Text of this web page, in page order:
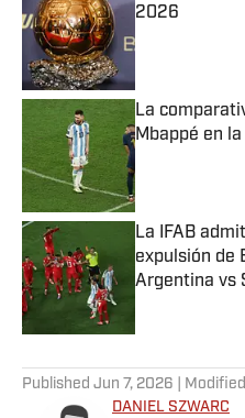
2026
Published by on
La
Mbappé en
La IFAB
expulsión de
Argentina vs
Published Jun 7, 2026 | Modified
DANIEL SZWARC